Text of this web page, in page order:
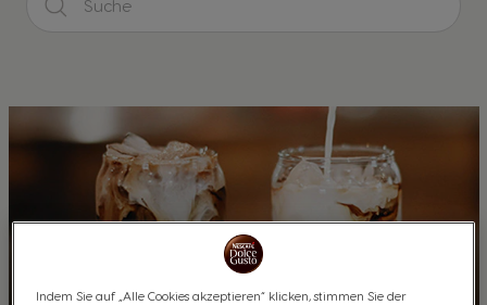
Indem Sie auf „Alle Cookies akzeptieren“ klicken, stimmen Sie der